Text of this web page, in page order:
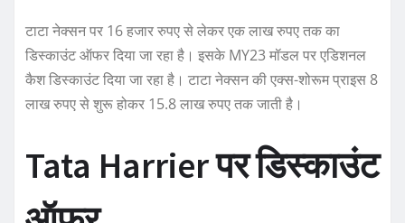
टाटा नेक्सन पर 16 हजार रुपए से लेकर एक लाख रुपए तक का
डिस्काउंट ऑफर दिया जा रहा है। इसके MY23 मॉडल पर एडिशनल
कैश डिस्काउंट दिया जा रहा है। टाटा नेक्सन की एक्स-शोरूम प्राइस 8
लाख रुपए से शुरू होकर 15.8 लाख रुपए तक जाती है।
Tata Harrier पर डिस्काउंट